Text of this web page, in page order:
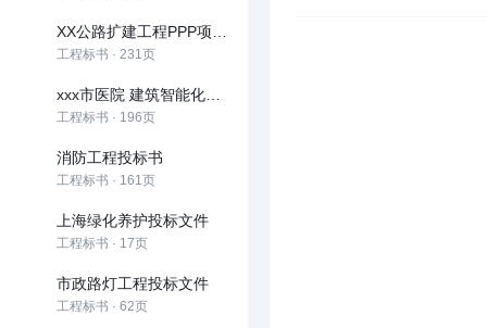
工程标书 · 231页
工程标书 · 196页
消防工程投标书
工程标书 · 161页
上海绿化养护投标文件
工程标书 · 17页
市政路灯工程投标文件
工程标书 · 62页